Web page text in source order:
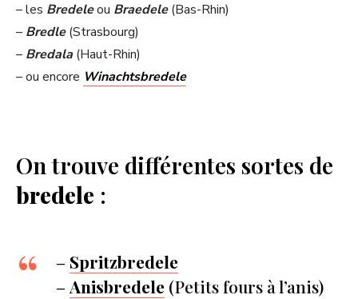
– les Bredeleou Braedele(Bas-Rhin)
– Bredle(Strasbourg)
– Bredala (Haut-Rhin)
– ou encore Winachtsbredele
On trouve différentes sortes de
bredele :
– Spritzbredele
– Anisbredele (Petits fours à l’anis)